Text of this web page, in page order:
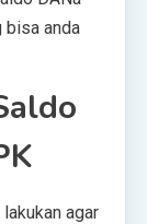
bisa anda
agar